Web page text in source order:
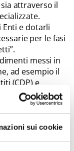
sui cookie
attraverso il
Enti e dotarli
per le fasi
messi in
ad esempio il
(CDP) e
convenzioni,
e supporto
PNRR.
portale di
dalla